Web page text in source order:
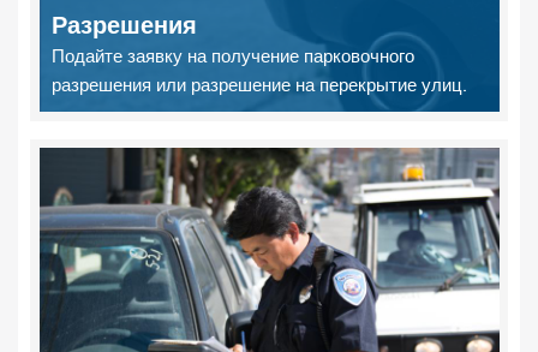
Разрешения
Подайте заявку на получение парковочного
разрешения или разрешение на перекрытие улиц.